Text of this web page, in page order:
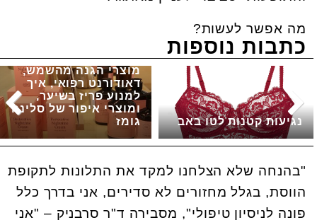
מה אפשר לעשות?
כתבות נוספות
מוצרי הגנה מהשמש,
דאודורנט רפואי, איך
למנוע פריז בשיער,
ומוצרי איפור של סלינה
גומז
נגיעות קטנות לטו באב
"בהנחה שלא הצלחנו למקד את התלונות לתקופת
הווסת, בגלל מחזורים לא סדירים, אני בדרך כלל
פונה לניסיון טיפולי", מסבירה ד"ר סרבניק – "אני